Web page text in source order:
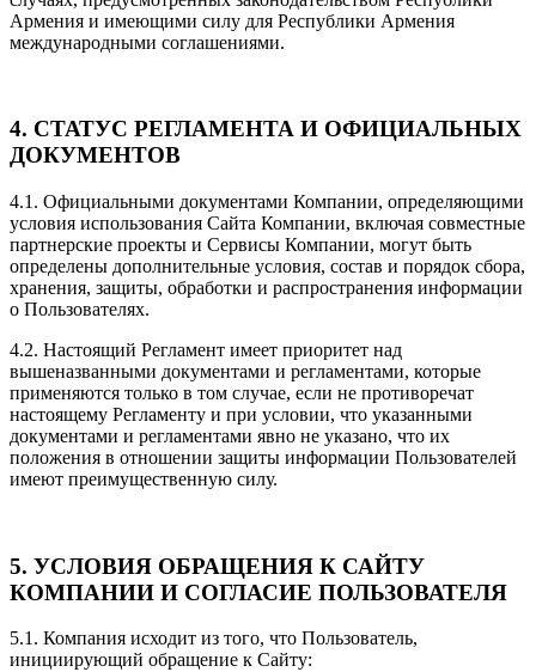
Армения и имеющими силу для Республики Армения
международными соглашениями.
4. СТАТУС РЕГЛАМЕНТА И ОФИЦИАЛЬНЫХ
ДОКУМЕНТОВ
4.1. Официальными документами Компании, определяющими
условия использования Сайта Компании, включая совместные
партнерские проекты и Сервисы Компании, могут быть
определены дополнительные условия, состав и порядок сбора,
хранения, защиты, обработки и распространения информации
о Пользователях.
4.2. Настоящий Регламент имеет приоритет над
вышеназванными документами и регламентами, которые
применяются только в том случае, если не противоречат
настоящему Регламенту и при условии, что указанными
документами и регламентами явно не указано, что их
положения в отношении защиты информации Пользователей
имеют преимущественную силу.
5. УСЛОВИЯ ОБРАЩЕНИЯ К САЙТУ
КОМПАНИИ И СОГЛАСИЕ ПОЛЬЗОВАТЕЛЯ
5.1. Компания исходит из того, что Пользователь,
инициирующий обращение к Сайту: